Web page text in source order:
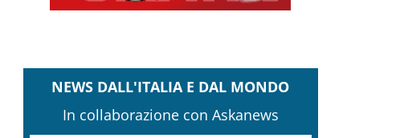
NEWS DALL'ITALIA E DAL MONDO
In collaborazione con Askanews